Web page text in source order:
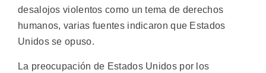
desalojos violentos como un tema de derechos
humanos, varias fuentes indicaron que Estados
Unidos se opuso.
La preocupación de Estados Unidos por los